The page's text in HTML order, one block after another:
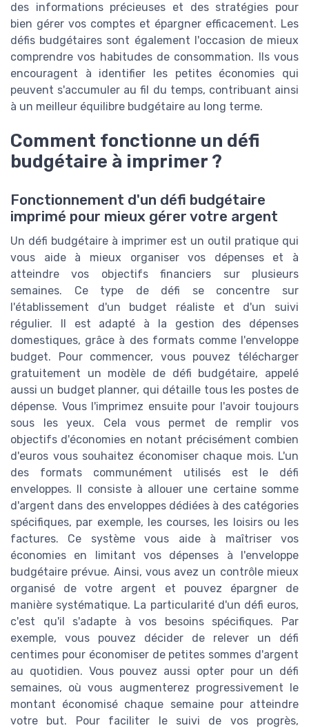
des informations précieuses et des stratégies pour
bien gérer vos comptes et épargner efficacement. Les
défis budgétaires sont également l'occasion de mieux
comprendre vos habitudes de consommation. Ils vous
encouragent à identifier les petites économies qui
peuvent s'accumuler au fil du temps, contribuant ainsi
à un meilleur équilibre budgétaire au long terme.
Comment fonctionne un défi
budgétaire à imprimer ?
Fonctionnement d'un défi budgétaire
imprimé pour mieux gérer votre argent
Un défi budgétaire à imprimer est un outil pratique qui
vous aide à mieux organiser vos dépenses et à
atteindre vos objectifs financiers sur plusieurs
semaines. Ce type de défi se concentre sur
l'établissement d'un budget réaliste et d'un suivi
régulier. Il est adapté à la gestion des dépenses
domestiques, grâce à des formats comme l'enveloppe
budget. Pour commencer, vous pouvez télécharger
gratuitement un modèle de défi budgétaire, appelé
aussi un budget planner, qui détaille tous les postes de
dépense. Vous l'imprimez ensuite pour l'avoir toujours
sous les yeux. Cela vous permet de remplir vos
objectifs d'économies en notant précisément combien
d'euros vous souhaitez économiser chaque mois. L'un
des formats communément utilisés est le défi
enveloppes. Il consiste à allouer une certaine somme
d'argent dans des enveloppes dédiées à des catégories
spécifiques, par exemple, les courses, les loisirs ou les
factures. Ce système vous aide à maîtriser vos
économies en limitant vos dépenses à l'enveloppe
budgétaire prévue. Ainsi, vous avez un contrôle mieux
organisé de votre argent et pouvez épargner de
manière systématique. La particularité d'un défi euros,
c'est qu'il s'adapte à vos besoins spécifiques. Par
exemple, vous pouvez décider de relever un défi
centimes pour économiser de petites sommes d'argent
au quotidien. Vous pouvez aussi opter pour un défi
semaines, où vous augmenterez progressivement le
montant économisé chaque semaine pour atteindre
votre but. Pour faciliter le suivi de vos progrès,